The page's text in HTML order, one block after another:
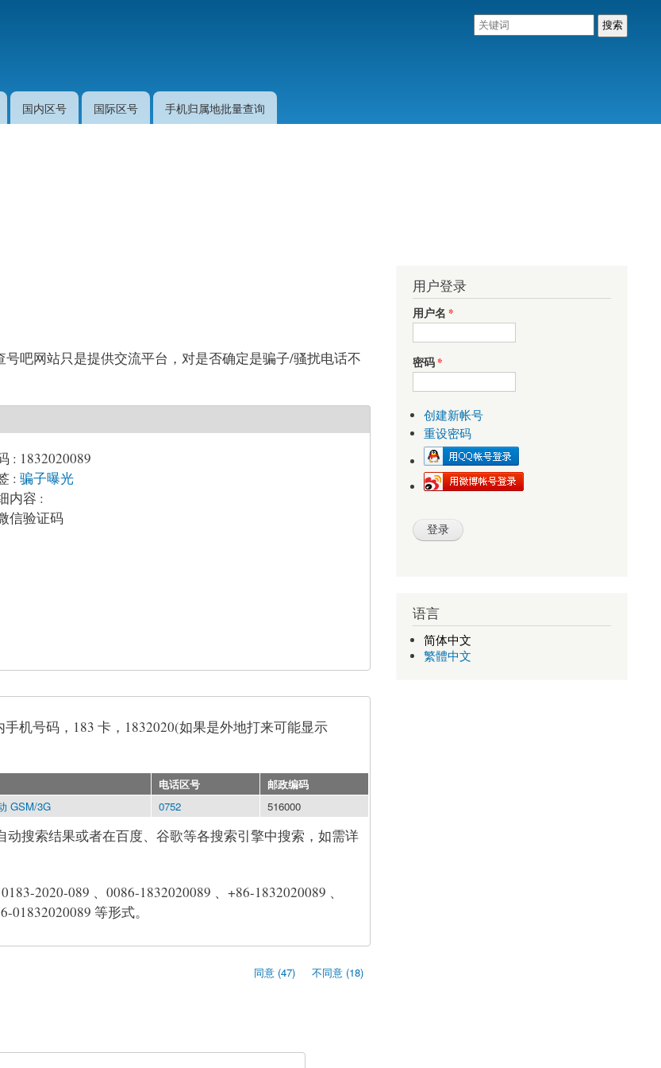
要
国内区号 国际区号 手机归属地批量查询
吧网站只是提供交流平台，对是否确定是骗子/骚扰电话不
: 1832020089
: 骗子曝光
内容 :
信验证码
机号码，183 卡，1832020(如果是外地打来可能显示
电话区号
邮政编码
GSM/3G 0752 516000
搜索结果或者在百度、谷歌等各搜索引擎中搜索，如需详
2020-089 、0086-1832020089 、+86-1832020089 、
01832020089 等形式。
同意 (47) 不同意 (18)
用户登录
用户名 *
密码*
创建新帐号
重设密码
语言
简体中文
繁體中文